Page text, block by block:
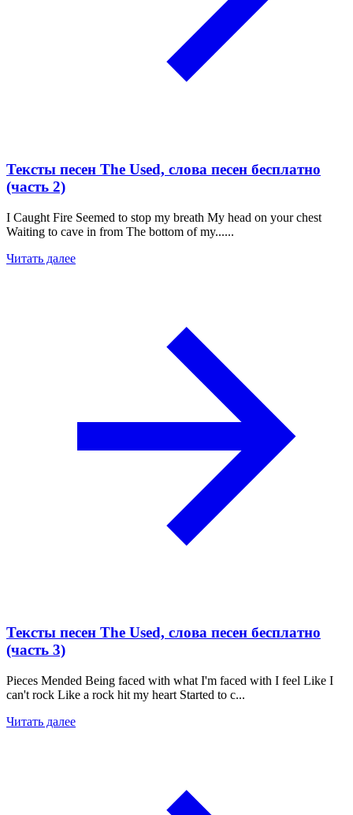
Тексты песен The Used, слова песен бесплатно
(часть 2)
I Caught Fire Seemed to stop my breath My head on your chest
Waiting to cave in from The bottom of my......
Читать далее
Тексты песен The Used, слова песен бесплатно
(часть 3)
Pieces Mended Being faced with what I'm faced with I feel Like I
can't rock Like a rock hit my heart Started to c...
Читать далее